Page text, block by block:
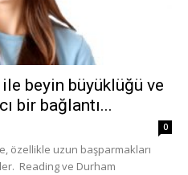
beyin büyüklüğü ve
bir bağlantı...
0
özellikle uzun başparmakları
Reading ve Durham